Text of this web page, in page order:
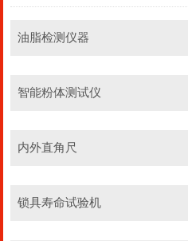
油脂检测仪器
智能粉体测试仪
内外直角尺
锁具寿命试验机